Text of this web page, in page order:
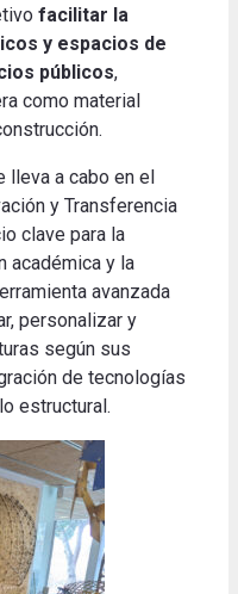
facilitar la
y espacios de
públicos,
como material
lleva a cabo en el
y Transferencia
clave para la
académica y la
avanzada
personalizar y
según sus
de tecnologías
estructural.